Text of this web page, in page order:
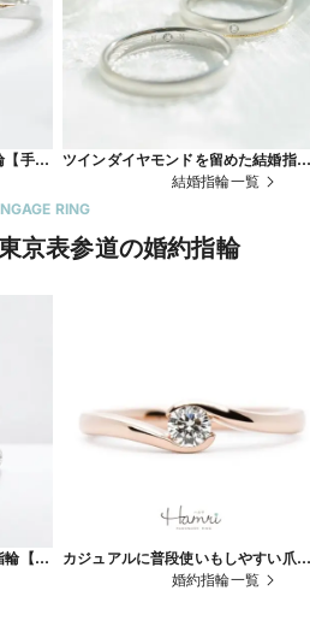
【手作
ツインダイヤモンドを留めた結婚指輪
【手作り・オーダーメイド】
結婚指輪一覧
RING
京表参道の婚約指輪
輪【手
カジュアルに普段使いもしやすい爪な
しの婚約指輪【手作り・オーダーメイ
婚約指輪一覧